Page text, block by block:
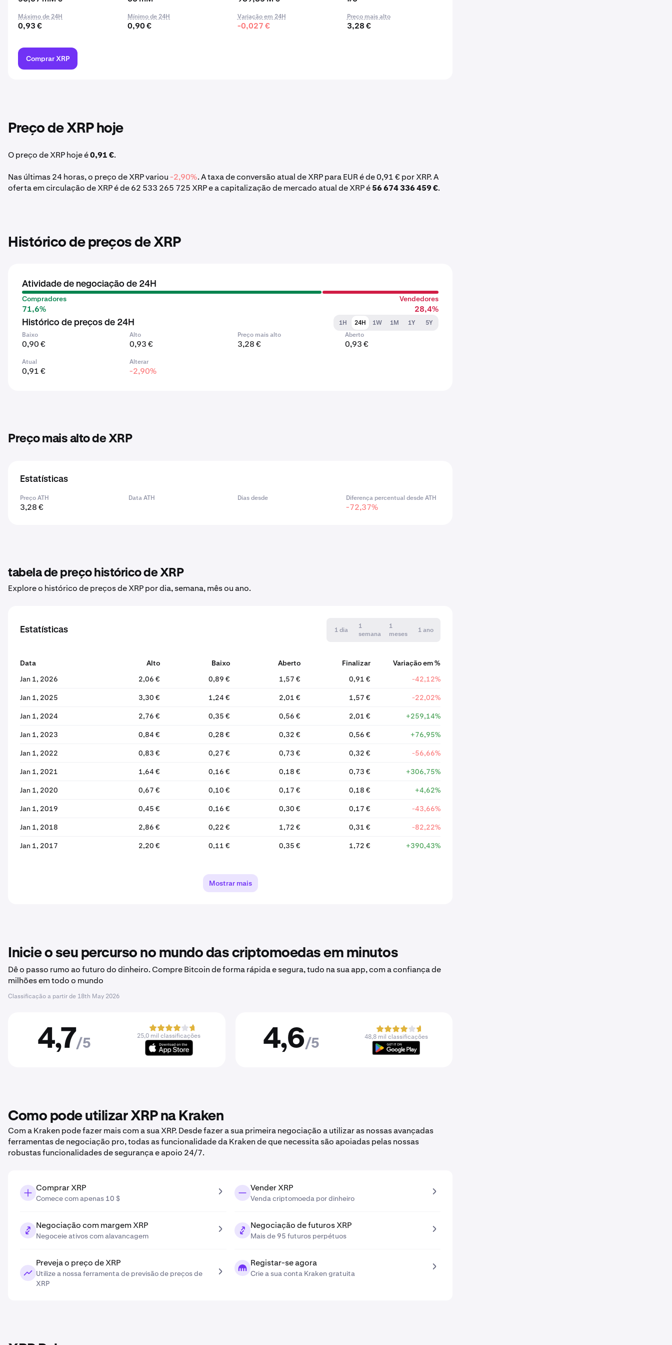
Máximo de 24H
0,93 €
Mínimo de 24H
0,90 €
Variação em 24H
-0,027 €
Preço mais alto
3,28 €
Comprar XRP
Preço de XRP hoje
O preço de XRP hoje é0,91 €.
Nas últimas 24 horas, o preço de XRP variou-2,90%. A taxa de conversão atual de XRP para EUR é de 0,91 € por XRP. A
oferta em circulação de XRP é de 62 533 265 725 XRP e a capitalização de mercado atual de XRP é56 674 336 459 €.
Histórico de preços de XRP
Atividade de negociação de 24H
Compradores
71,6%
Vendedores
28,4%
Histórico de preços de 24H 1H 24H 1W 1M 1Y
5Y
Baixo
0,90 €
Alto
0,93 €
Preço mais alto
3,28 €
Aberto
0,93 €
Atual
0,91 €
Alterar
-2,90%
Preço mais alto de XRP
Estatísticas
Preço ATH
3,28 €
Data ATH Dias desde Diferença percentual desde ATH
-72,37%
tabela de preço histórico de XRP
Explore o histórico de preços de XRP por dia, semana, mês ou ano.
Estatísticas 1 dia
1
semana
1
meses
1 ano
Data Alto Baixo Aberto Finalizar
Variação em %
Jan 1, 2026
2,06 € 0,89 € 1,57 € 0,91 € -42,12%
Jan 1, 2025 3,30 € 1,24 € 2,01 € 1,57 € -22,02%
Jan 1, 2024 2,76 € 0,35 € 0,56 € 2,01 € +259,14%
Jan 1, 2023 0,84 € 0,28 € 0,32 € 0,56 € +76,95%
Jan 1, 2022 0,83 € 0,27 € 0,73 € 0,32 € -56,66%
Jan 1, 2021 1,64 € 0,16 € 0,18 € 0,73 € +306,75%
Jan 1, 2020 0,67 € 0,10 € 0,17 € 0,18 € +4,62%
Jan 1, 2019 0,45 € 0,16 € 0,30 € 0,17 € -43,66%
Jan 1, 2018 2,86 € 0,22 € 1,72 € 0,31 € -82,22%
Jan 1, 2017 2,20 € 0,11 € 0,35 € 1,72 € +390,43%
Mostrar mais
Inicie o seu percurso no mundo das criptomoedas em minutos
Dê o passo rumo ao futuro do dinheiro. Compre Bitcoin de forma rápida e segura, tudo na sua app, com a confiança de
milhões em todo o mundo
Classificação a partir de 18th May 2026
4,7/5
25,0 mil classificações 4,6/5
48,8 mil classificações
Como pode utilizar XRP na Kraken
Com a Kraken pode fazer mais com a sua XRP. Desde fazer a sua primeira negociação a utilizar as nossas avançadas
ferramentas de negociação pro, todas as funcionalidade da Kraken de que necessita são apoiadas pelas nossas
robustas funcionalidades de segurança e apoio 24/7.
Comprar XRP
Comece com apenas 10 $
Vender XRP
Venda criptomoeda por dinheiro
Negociação com margem XRP
Negoceie ativos com alavancagem
Negociação de futuros XRP
Mais de 95 futuros perpétuos
Preveja o preço de XRP
Utilize a nossa ferramenta de previsão de preços de
XRP
Registar-se agora
Crie a sua conta Kraken gratuita